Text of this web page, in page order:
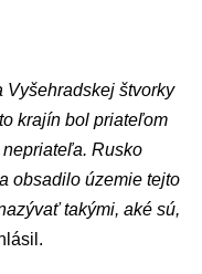
Vyšehradskej štvorky
krajín bol priateľom
Rusko
obsadilo územie tejto
takými, aké sú,